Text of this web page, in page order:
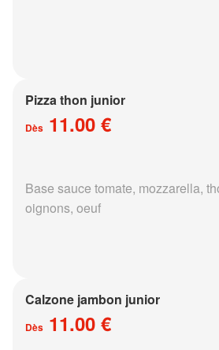
Pizza thon junior
Dès 11.00 €
Base sauce tomate, mozzarella,
oignons, oeuf
Calzone jambon junior
Dès 11.00 €